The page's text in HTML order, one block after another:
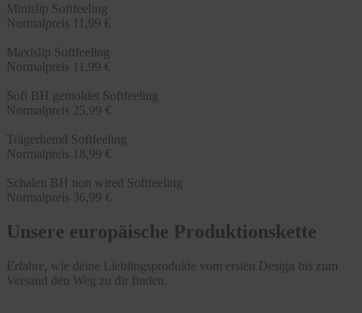
Minislip Softfeeling
Normalpreis 11,99 €
Maxislip Softfeeling
Normalpreis 11,99 €
Soft BH gemoldet Softfeeling
Normalpreis 25,99 €
Trägerhemd Softfeeling
Normalpreis 18,99 €
Schalen BH non wired Softfeeling
Normalpreis 36,99 €
Unsere europäische Produktionskette
Erfahre, wie deine Lieblingsprodukte vom ersten Design bis zum
Versand den Weg zu dir finden.